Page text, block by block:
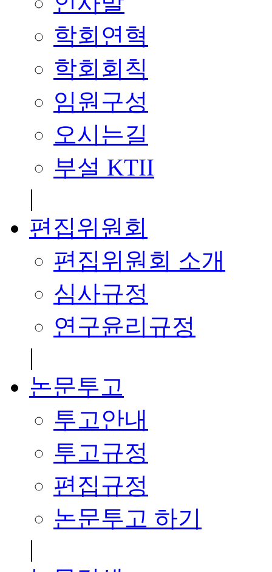
학회연혁
학회회칙
임원구성
오시는길
부설 KTII
|
편집위원회
편집위원회 소개
심사규정
연구윤리규정
|
논문투고
투고안내
투고규정
편집규정
논문투고 하기
|